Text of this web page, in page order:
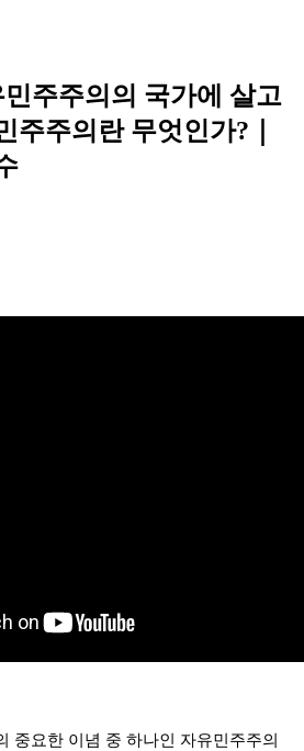
주주의의 국가에 살고
주주의란 무엇인가?｜
중요한 이념 중 하나인 자유민주주의